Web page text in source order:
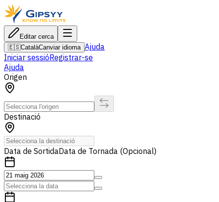
Editar cerca
🇪🇸CatalàCanviar idioma Ajuda
Iniciar sessióRegistrar-se
Ajuda
Origen
Destinació
Data de SortidaData de Tornada (Opcional)